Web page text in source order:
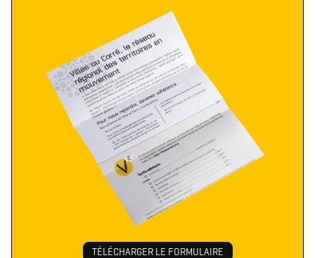
TÉLÉCHARGER LE FORMULAIRE